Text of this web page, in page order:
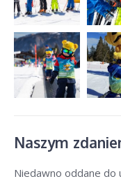
Naszym
Niedawno oddane do